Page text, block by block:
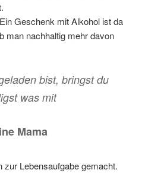
Geschenk mit Alkohol ist da
man nachhaltig mehr davon
bist, bringst du
was mit
Mama
Lebensaufgabe gemacht.